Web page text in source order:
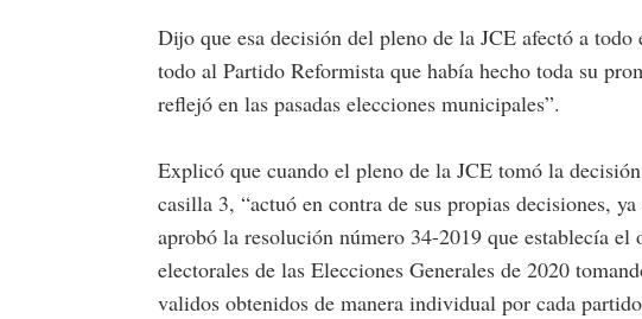
Dijo que esa decisión del pleno de la JCE afectó a
todo al Partido Reformista que había hecho toda su
reflejó en las pasadas elecciones municipales”.
Explicó que cuando el pleno de la JCE tomó la
casilla 3, “actuó en contra de sus propias decisiones,
aprobó la resolución número 34-2019 que establecía el
electorales de las Elecciones Generales de 2020
validos obtenidos de manera individual por cada